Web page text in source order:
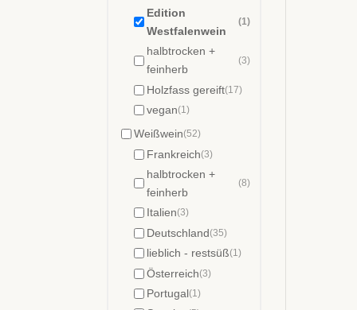
Edition
Westfalenwein
(1)
halbtrocken +
feinherb
(3)
Holzfass gereift(17)
vegan(1)
Weißwein(52)
Frankreich(3)
halbtrocken +
feinherb
(8)
Italien(3)
Deutschland(35)
lieblich - restsüß(1)
Österreich(3)
Portugal(1)